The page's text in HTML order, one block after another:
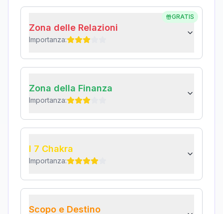
GRATIS
Zona delle Relazioni
Importanza:
Zona della Finanza
Importanza:
I 7 Chakra
Importanza:
Scopo e Destino